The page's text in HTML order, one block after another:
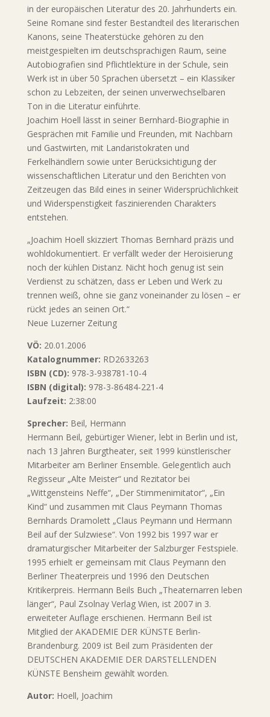
in der europäischen Literatur des 20. Jahrhunderts ein.
Seine Romane sind fester Bestandteil des literarischen
Kanons, seine Theaterstücke gehören zu den
meistgespielten im deutschsprachigen Raum, seine
Autobiografien sind Pflichtlektüre in der Schule, sein
Werk ist in über 50 Sprachen übersetzt – ein Klassiker
schon zu Lebzeiten, der seinen unverwechselbaren
Ton in die Literatur einführte.
Joachim Hoell lässt in seiner Bernhard-Biographie in
Gesprächen mit Familie und Freunden, mit Nachbarn
und Gastwirten, mit Landaristokraten und
Ferkelhändlern sowie unter Berücksichtigung der
wissenschaftlichen Literatur und den Berichten von
Zeitzeugen das Bild eines in seiner Widersprüchlichkeit
und Widerspenstigkeit faszinierenden Charakters
entstehen.
„Joachim Hoell skizziert Thomas Bernhard präzis und
wohldokumentiert. Er verfällt weder der Heroisierung
noch der kühlen Distanz. Nicht hoch genug ist sein
Verdienst zu schätzen, dass er Leben und Werk zu
trennen weiß, ohne sie ganz voneinander zu lösen – er
rückt jedes an seinen Ort.“
Neue Luzerner Zeitung
VÖ: 20.01.2006
Katalognummer: RD2633263
ISBN (CD): 978-3-938781-10-4
ISBN (digital): 978-3-86484-221-4
Laufzeit: 2:38:00
Sprecher: Beil, Hermann
Hermann Beil, gebürtiger Wiener, lebt in Berlin und ist,
nach 13 Jahren Burgtheater, seit 1999 künstlerischer
Mitarbeiter am Berliner Ensemble. Gelegentlich auch
Regisseur „Alte Meister“ und Rezitator bei
„Wittgensteins Neffe“, „Der Stimmenimitator“, „Ein
Kind“ und zusammen mit Claus Peymann Thomas
Bernhards Dramolett „Claus Peymann und Hermann
Beil auf der Sulzwiese“. Von 1992 bis 1997 war er
dramaturgischer Mitarbeiter der Salzburger Festspiele.
1995 erhielt er gemeinsam mit Claus Peymann den
Berliner Theaterpreis und 1996 den Deutschen
Kritikerpreis. Hermann Beils Buch „Theaternarren leben
länger“, Paul Zsolnay Verlag Wien, ist 2007 in 3.
erweiteter Auflage erschienen. Hermann Beil ist
Mitglied der AKADEMIE DER KÜNSTE Berlin-
Brandenburg. 2009 ist Beil zum Präsidenten der
DEUTSCHEN AKADEMIE DER DARSTELLENDEN
KÜNSTE Bensheim gewählt worden.
Autor: Hoell, Joachim